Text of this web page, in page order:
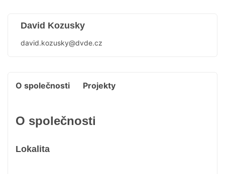
David Kozusky
david.kozusky@dvde.cz
O společnosti Projekty
O společnosti
Lokalita